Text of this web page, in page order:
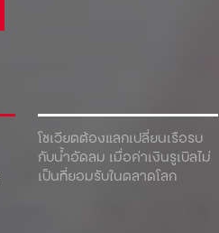
โซเวียตต้องแลกเปลี่ยนเรือรบ
กับน้ำอัดลม เมื่อค่าเงินรูเบิลไม่
เป็นที่ยอมรับในตลาดโลก